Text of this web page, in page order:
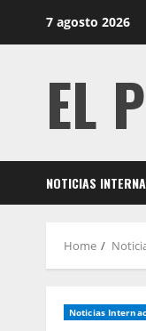
7 agosto 2026
EL
NOTICIAS
Home
Noticias